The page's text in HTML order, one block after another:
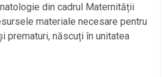
din cadrul Maternității
materiale necesare pentru
prematuri, născuți în unitatea